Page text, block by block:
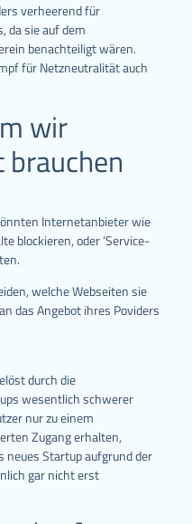
verheerend für
da sie auf dem
benachteiligt wären.
für Netzneutralität auch
wir
Internetanbieter wie
blockieren, oder ‘Service-
welche Webseiten sie
das Angebot ihres Poviders
durch die
wesentlich schwerer
nur zu einem
Zugang erhalten,
neues Startup aufgrund der
gar nicht erst